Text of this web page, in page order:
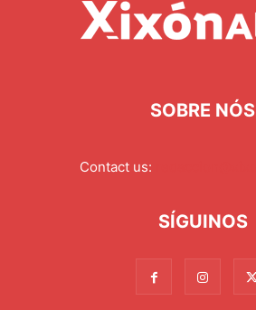
SOBRE NÓS
Contact us:
SÍGUINOS